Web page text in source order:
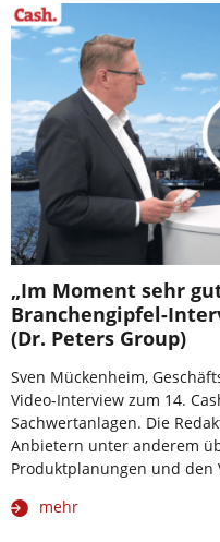
„Im Moment sehr
Branchengipfel-
(Dr. Peters Group)
Sven Mückenheim,
Video-Interview zum 14.
Sachwertanlagen. Die
Anbietern unter anderem
Produktplanungen und den
mehr